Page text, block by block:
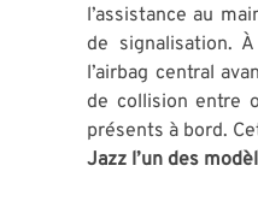
l’assistance au
de signalisation.
l’airbag central
de collision entre
présents à bord.
Jazz l’un des